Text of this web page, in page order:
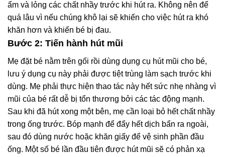
ẩm và lỏng các chất nhầy trước khi hút ra. Không nên để
quá lâu vì nếu chúng khô lại sẽ khiến cho việc hút ra khó
khăn hơn và khiến bé bị đau.
Bước 2: Tiến hành hút mũi
Mẹ đặt bé nằm trên gối rồi dùng dụng cụ hút mũi cho bé,
lưu ý dụng cụ này phải được tiệt trùng làm sạch trước khi
dùng. Mẹ phải thực hiện thao tác này hết sức nhẹ nhàng vì
mũi của bé rất dễ bị tổn thương bởi các tác động mạnh.
Sau khi đã hút xong một bên, mẹ cần loại bỏ hết chất nhầy
trong ống trước. Bóp mạnh để đẩy hết dịch bẩn ra ngoài,
sau đó dùng nước hoặc khăn giấy để vệ sinh phần đầu
ống. Một số bé lần đầu tiên được hút mũi sẽ có phản xạ